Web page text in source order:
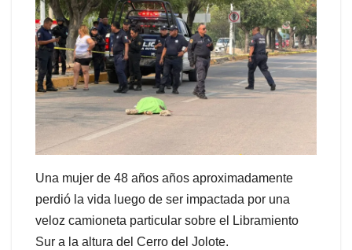
Una mujer de 48 años años aproximadamente
perdió la vida luego de ser impactada por una
veloz camioneta particular sobre el Libramiento
Sur a la altura del Cerro del Jolote.